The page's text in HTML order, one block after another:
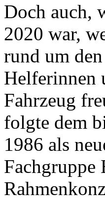
Doch auch,
2020 war,
rund um
Helferinnen
Fahrzeug
folgte dem
1986 als
Fachgruppe